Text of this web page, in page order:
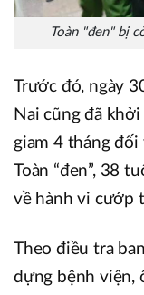
Toàn "đen" bị
Trước đó, ngày
Nai cũng đã
giam 4 tháng đối
Toàn “đen”, 38
về hành vi cướp
Theo điều tra
dựng bệnh viện,